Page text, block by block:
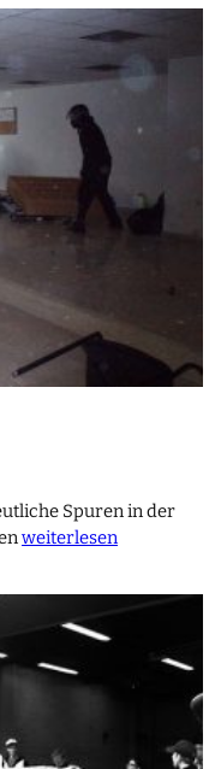
Spuren in der
weiterlesen